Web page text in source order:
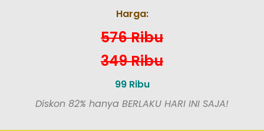
Harga:
576 Ribu
349 Ribu
99 Ribu
Diskon 82% hanya BERLAKU HARI INI SAJA!